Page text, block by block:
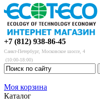
+7 (812) 938-86-45
Санкт-Петербург, Московское шоссе, 4
(10:00-18:00)
Моя корзина
Каталог